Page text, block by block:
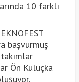
10 farklı
başvurmuş
Ön Kuluçka